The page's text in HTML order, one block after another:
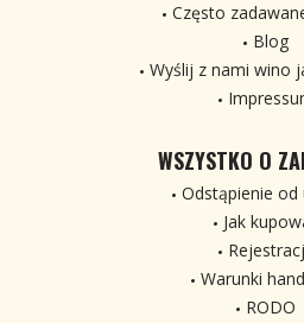
Często
Blog
Wyślij z nami wino
WSZYSTKO O
Odstąpienie
Jak
Warunki
RODO